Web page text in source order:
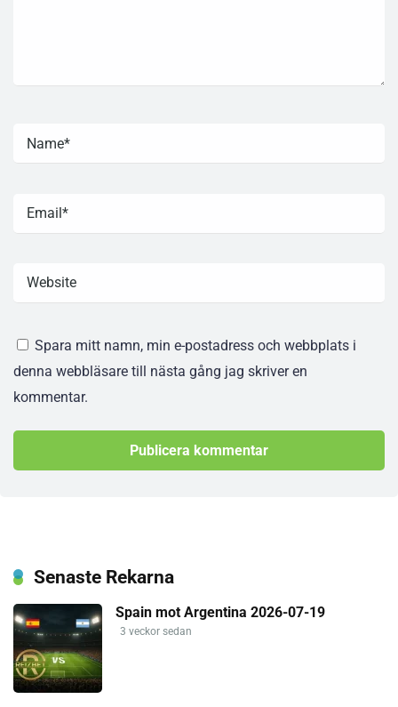
Spara mitt namn, min e-postadress och webbplats i
denna webbläsare till nästa gång jag skriver en
kommentar.
Senaste Rekarna
Spain mot Argentina 2026-07-19
3 veckor sedan